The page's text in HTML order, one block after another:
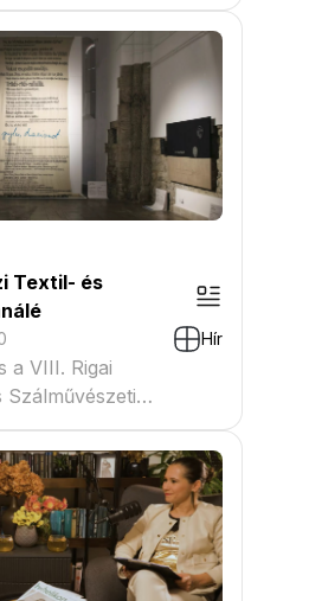
Textil- és
Hír
a VIII. Rigai